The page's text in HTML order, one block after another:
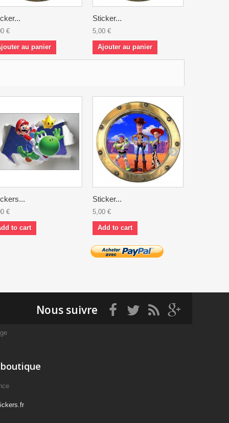
€
au panier
Sticker...
5,00 €
Ajouter au panier
€
to cart
Sticker...
5,00 €
Add to cart
Nous suivre